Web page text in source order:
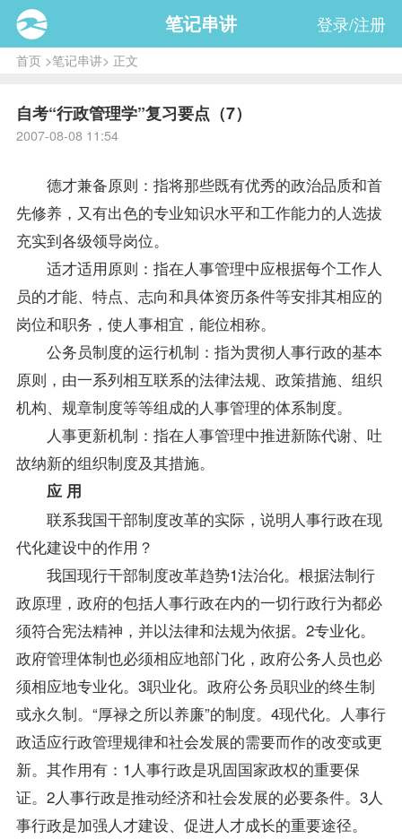
笔记串讲 登录/注册
首页>笔记串讲> 正文
自考“行政管理学”复习要点（7）
2007-08-08 11:54
德才兼备原则：指将那些既有优秀的政治品质和首
先修养，又有出色的专业知识水平和工作能力的人选拔
充实到各级领导岗位。
适才适用原则：指在人事管理中应根据每个工作人
员的才能、特点、志向和具体资历条件等安排其相应的
岗位和职务，使人事相宜，能位相称。
公务员制度的运行机制：指为贯彻人事行政的基本
原则，由一系列相互联系的法律法规、 政策措施、组织
机构、规章制度等等组成的人事管理的体系制度。
人事更新机制：指在人事管理中推进新陈代谢、吐
故纳新的组织制度及其措施。
应 用
联系我国干部制度改革的实际，说明人事行政在现
代化建设中的作用？
我国现行干部制度改革趋势1法治化。根据法制行
政原理，政府的包括人事行政在内的一切行政行为都必
须符合宪法精神，并以法律和法规为依据。2专业化。
政府管理体制也必须相应地部门化，政府公务人员也必
须相应地专业化。3职业化。政府公务员职业的终生制
或永久制。“厚禄之所以养廉”的制度。4现代化。人事行
政适应行政管理规律和社会发展的需要而作的改变或更
新。其作用有：1人事行政是巩固国家政权的重要保
证。2人事行政是推动经济和社会发展的必要条件。3人
事行政是加强人才建设、促进人才成长的重要途径。